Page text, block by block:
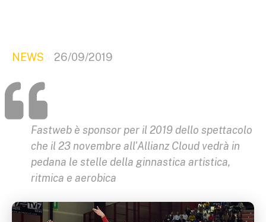
NEWS 26/09/2019
Fastweb è sponsor per il 2019 dello spettacolo
che il 23 novembre all'Allianz Cloud vedrà in
pedana le stelle della ginnastica artistica,
ritmica e aerobica